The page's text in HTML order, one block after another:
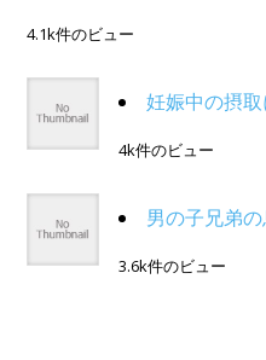
4.1k件のビュー
妊娠中の摂
4k件のビュー
男の子兄弟
3.6k件のビュー